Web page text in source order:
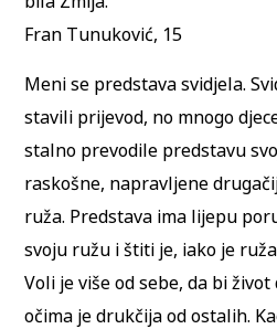
Fran Tunuković, 15
Meni se predstava svidjela.
stavili prijevod, no mnogo
stalno prevodile predstavu
raskošne, napravljene
ruža. Predstava ima lijepu
svoju ružu i štiti je, iako je
Voli je više od sebe, da bi
očima je drukčija od ostalih.